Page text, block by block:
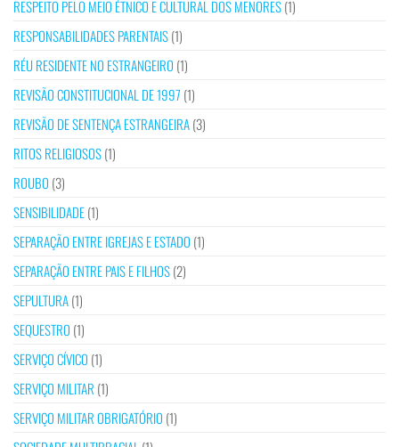
RESPEITO PELO MEIO ÉTNICO E CULTURAL DOS MENORES(1)
RESPONSABILIDADES PARENTAIS(1)
RÉU RESIDENTE NO ESTRANGEIRO (1)
REVISÃO CONSTITUCIONAL DE 1997 (1)
REVISÃO DE SENTENÇA ESTRANGEIRA(3)
RITOS RELIGIOSOS(1)
ROUBO (3)
SENSIBILIDADE(1)
SEPARAÇÃO ENTRE IGREJAS E ESTADO (1)
SEPARAÇÃO ENTRE PAIS E FILHOS(2)
SEPULTURA(1)
SEQUESTRO (1)
SERVIÇO CÍVICO (1)
SERVIÇO MILITAR (1)
SERVIÇO MILITAR OBRIGATÓRIO (1)